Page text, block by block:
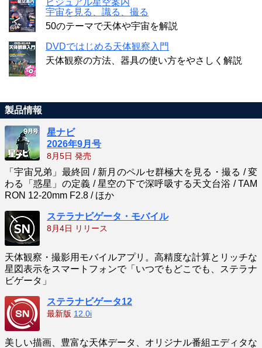
宇宙を見る、識る、撮る
50のテーマで天体や宇宙を解説
DVDではじめる天体観察入門
天体観察の方法、器具の使い方をやさしく解説
製品情報
星ナビ
2026年9月号
8月5日 発売
「宇宙兄弟」最終回 / 新月のペルセ群極大を見る・撮る / 変
わる「惑星」の定義 / 星空の下で深呼吸する天文台浴 / TAM
RON 12-20mm F2.8 / ほか
ステラナビゲータ・モバイル
8月4日 リリース
天体観察・撮影用モバイルアプリ。高精度な計算とリッチな
星図表示をスマートフォンで「いつでもどこでも、ステラナ
ビゲータ」
ステラナビゲータ12
最新版 12.0i
美しい描画、豊富な天体データ、オリジナル番組エディタな